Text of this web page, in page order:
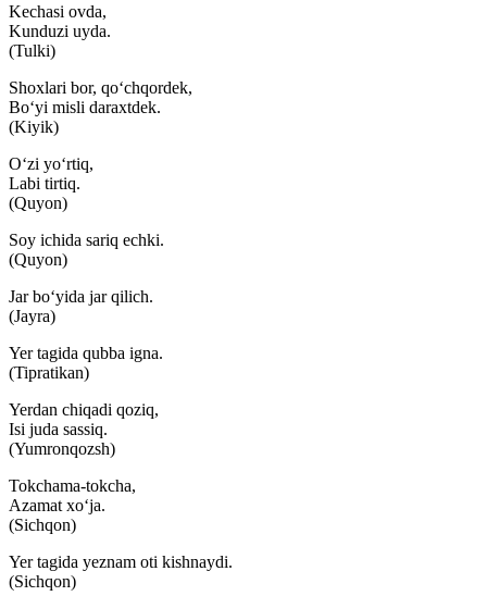
Kechasi ovda,
Kunduzi uyda.
(Tulki)
Shoxlari bor, qo‘chqordek,
Bo‘yi misli daraxtdek.
(Kiyik)
O‘zi yo‘rtiq,
Labi tirtiq.
(Quyon)
Soy ichida sariq echki.
(Quyon)
Jar bo‘yida jar qilich.
(Jayra)
Yer tagida qubba igna.
(Tipratikan)
Yerdan chiqadi qoziq,
Isi juda sassiq.
(Yumronqozsh)
Tokchama-tokcha,
Azamat xo‘ja.
(Sichqon)
Yer tagida yeznam oti kishnaydi.
(Sichqon)